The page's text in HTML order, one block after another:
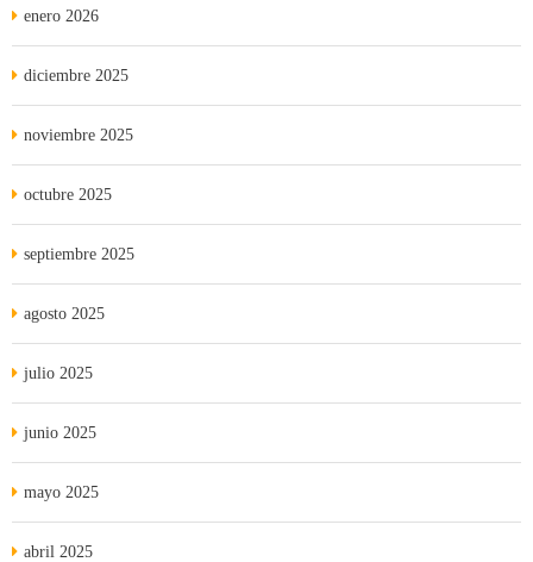
enero 2026
diciembre 2025
noviembre 2025
octubre 2025
septiembre 2025
agosto 2025
julio 2025
junio 2025
mayo 2025
abril 2025